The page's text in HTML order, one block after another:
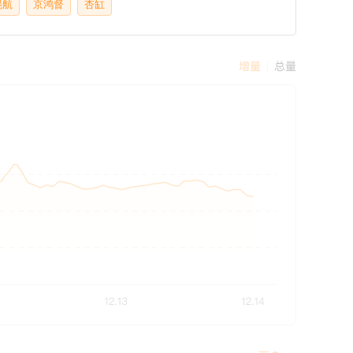
航 京鸿督 杏缸